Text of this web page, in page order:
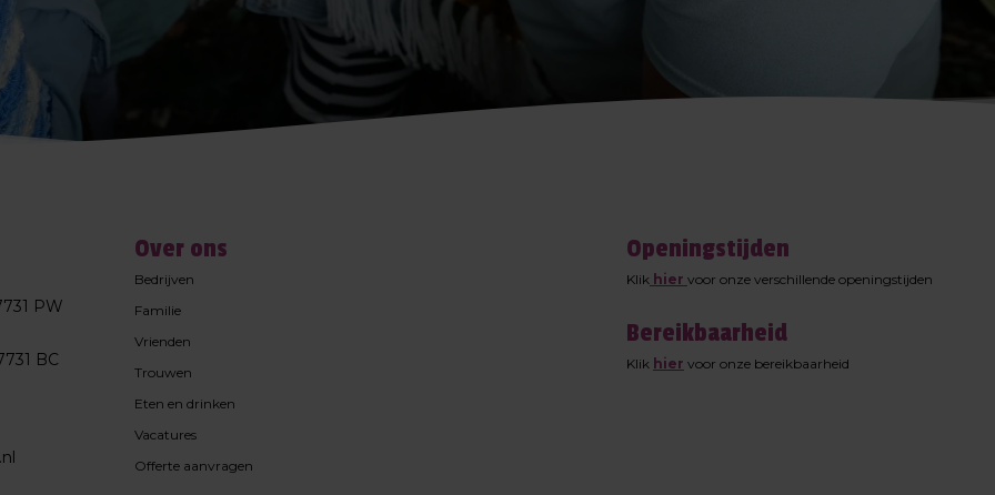
PW
BC
Over ons
Bedrijven
Familie
Vrienden
Trouwen
Eten en drinken
Vacatures
Offerte aanvragen
Openingstijden
Klik hier voor onze verschillende openingstijden
Bereikbaarheid
Klik hier voor onze bereikbaarheid